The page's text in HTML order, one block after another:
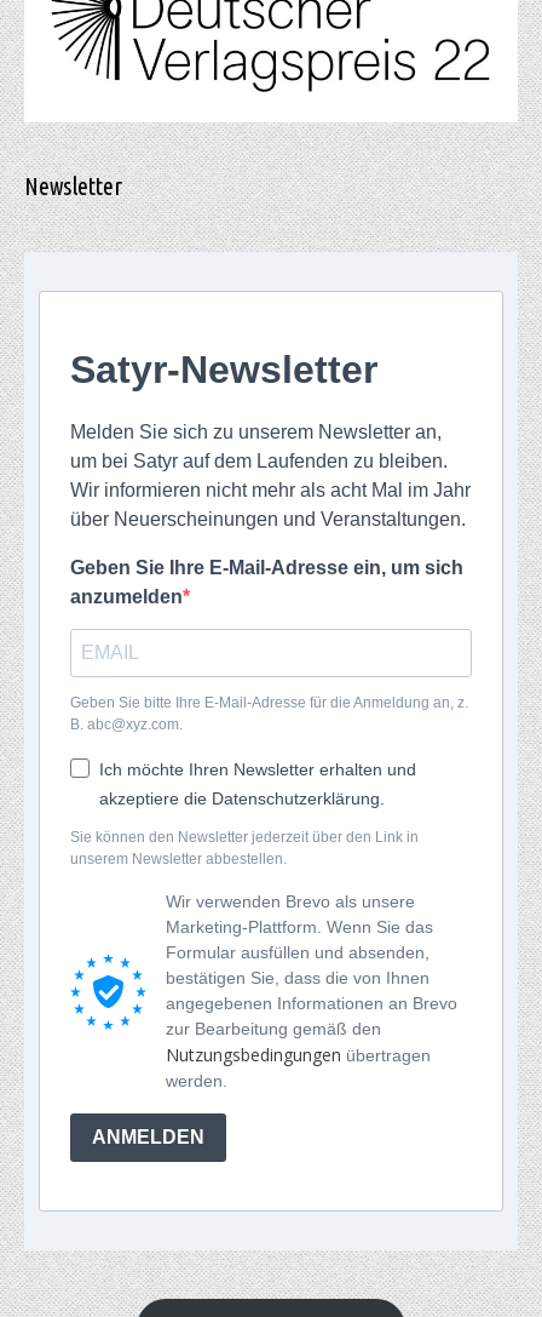
Newsletter
Satyr-Newsletter
Melden Sie sich zu unserem Newsletter an,
um bei Satyr auf dem Laufenden zu bleiben.
Wir informieren nicht mehr als acht Mal im Jahr
über Neuerscheinungen und Veranstaltungen.
Geben Sie Ihre E-Mail-Adresse ein, um sich
anzumelden
Geben Sie bitte Ihre E-Mail-Adresse für die Anmeldung an, z.
B. abc@xyz.com.
Ich möchte Ihren Newsletter erhalten und
akzeptiere die Datenschutzerklärung.
Sie können den Newsletter jederzeit über den Link in
unserem Newsletter abbestellen.
Wir verwenden Brevo als unsere
Marketing-Plattform. Wenn Sie das
Formular ausfüllen und absenden,
bestätigen Sie, dass die von Ihnen
angegebenen Informationen an Brevo
zur Bearbeitung gemäß den
Nutzungsbedingungen übertragen
werden.
ANMELDEN